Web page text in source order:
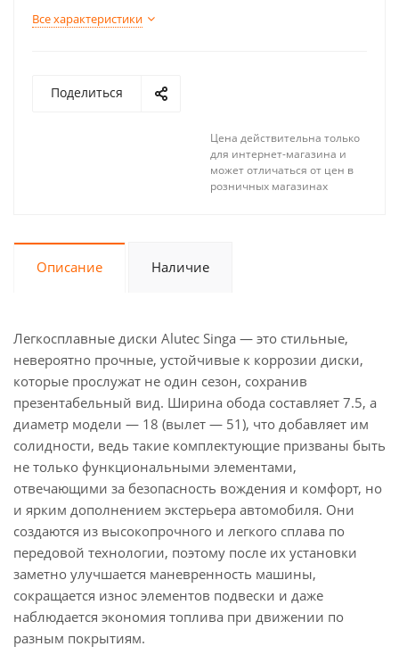
Все характеристики
Поделиться
Цена действительна только
для интернет-магазина и
может отличаться от цен в
розничных магазинах
Описание Наличие
Легкосплавные диски Alutec Singa — это стильные,
невероятно прочные, устойчивые к коррозии диски,
которые прослужат не один сезон, сохранив
презентабельный вид. Ширина обода составляет 7.5, а
диаметр модели — 18 (вылет — 51), что добавляет им
солидности, ведь такие комплектующие призваны быть
не только функциональными элементами,
отвечающими за безопасность вождения и комфорт, но
и ярким дополнением экстерьера автомобиля. Они
создаются из высокопрочного и легкого сплава по
передовой технологии, поэтому после их установки
заметно улучшается маневренность машины,
сокращается износ элементов подвески и даже
наблюдается экономия топлива при движении по
разным покрытиям.